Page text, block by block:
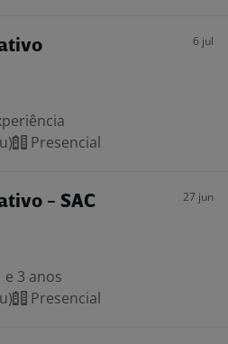
6 jul
Presencial
- SAC 27 jun
e 3 anos
Presencial